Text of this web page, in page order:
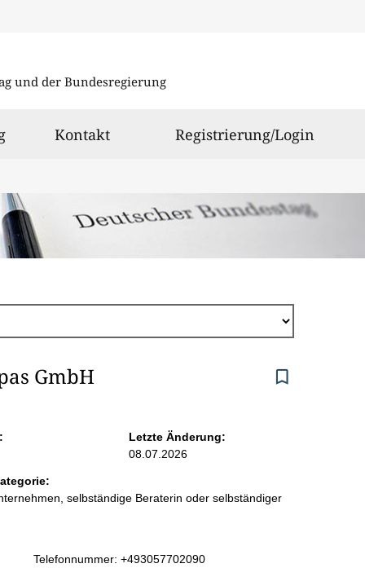
und der Bundesregierung
Kontakt Registrierung/Login
GmbH
Letzte Änderung:
08.07.2026
selbständige Beraterin oder selbständiger
K
Telefonnummer: +493057702090